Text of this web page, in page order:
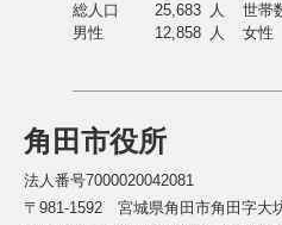
角田市役所
法人番号7000020042081
〒981-1592 宮城県角田市角田字大
総人口
25,683 人 世帯
男性
12,858 人 女性